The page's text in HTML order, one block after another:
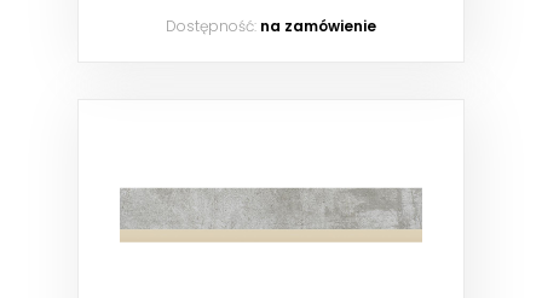
Dostępność: na zamówienie